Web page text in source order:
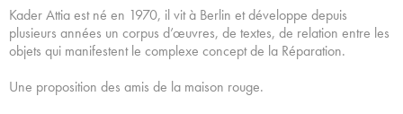
Kader Attia est né en 1970, il vit à Berlin et développe depuis
plusieurs années un corpus d’œuvres, de textes, de relation entre les
objets qui manifestent le complexe concept de la Réparation.
Une proposition des amis de la maison rouge.